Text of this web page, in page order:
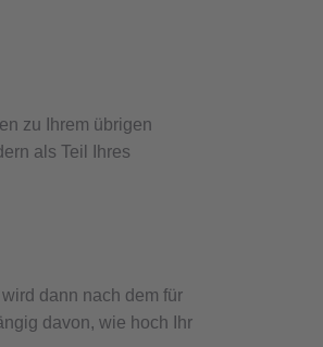
zu Ihrem übrigen
als Teil Ihres
dann nach dem für
davon, wie hoch Ihr